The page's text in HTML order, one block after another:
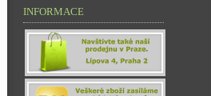
INFORMACE